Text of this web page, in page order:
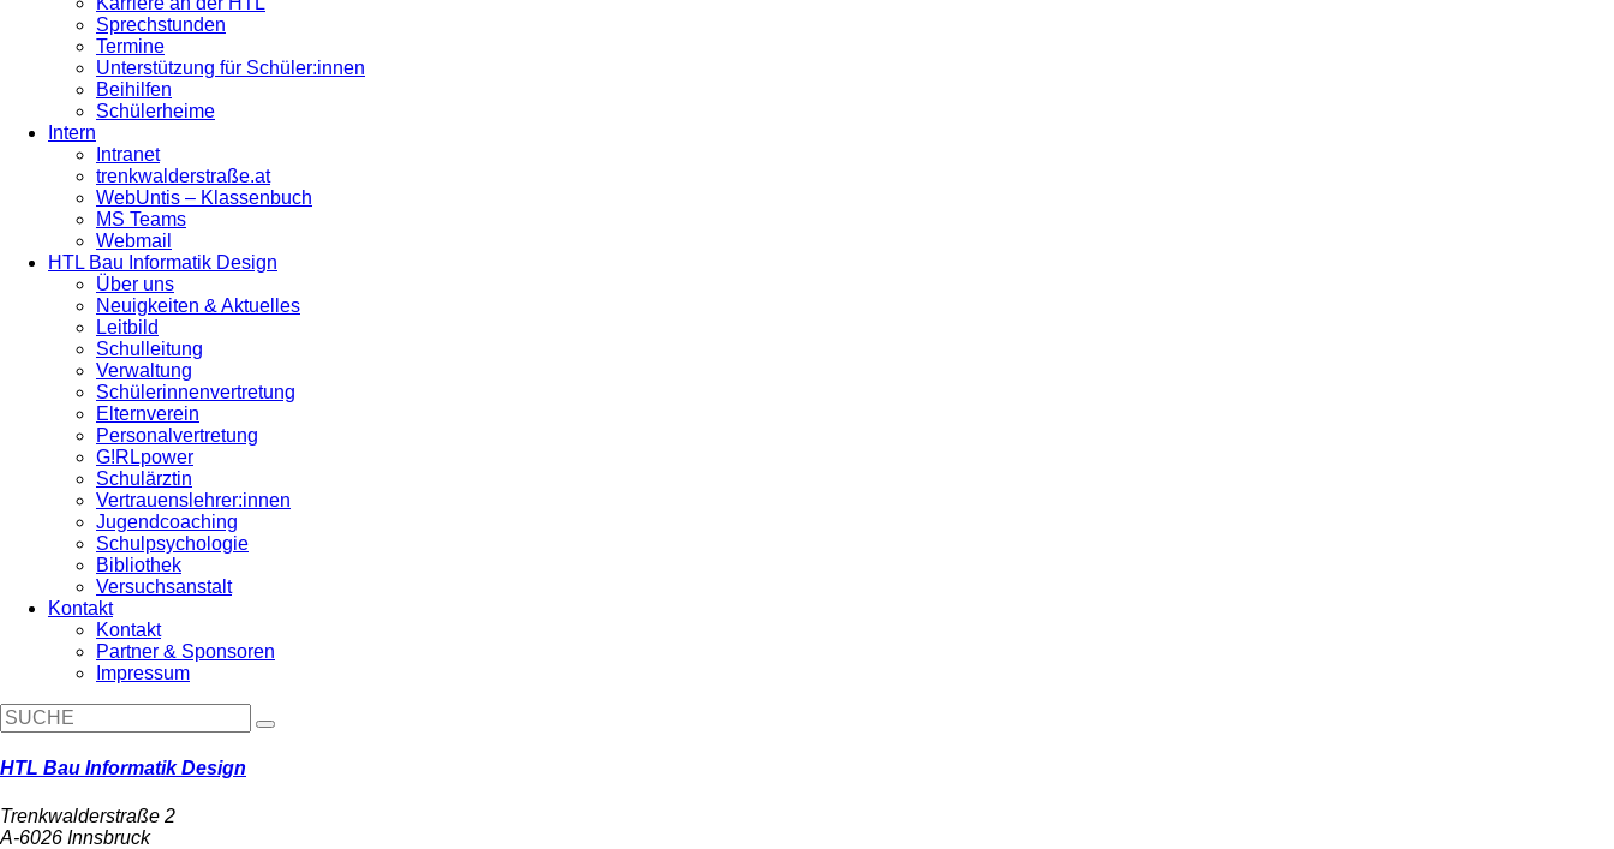
Sprechstunden
Termine
Unterstützung für Schüler:innen
Beihilfen
Schülerheime
Intern
Intranet
trenkwalderstraße.at
WebUntis – Klassenbuch
MS Teams
Webmail
HTL Bau Informatik Design
Über uns
Neuigkeiten & Aktuelles
Leitbild
Schulleitung
Verwaltung
Schülerinnenvertretung
Elternverein
Personalvertretung
G!RLpower
Schulärztin
Vertrauenslehrer:innen
Jugendcoaching
Schulpsychologie
Bibliothek
Versuchsanstalt
Kontakt
Kontakt
Partner & Sponsoren
Impressum
HTL Bau Informatik Design
Trenkwalderstraße 2
A-6026 Innsbruck